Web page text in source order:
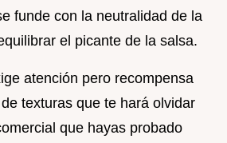
funde con la neutralidad de la
el picante de la salsa.
atención pero recompensa
texturas que te hará olvidar
que hayas probado